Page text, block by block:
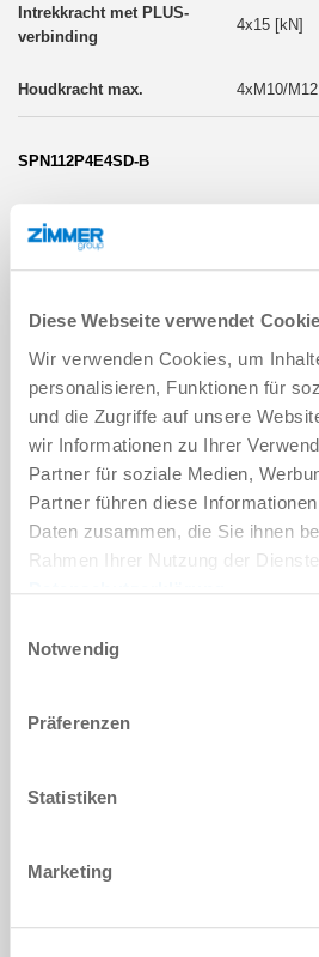
Diese Webseite verwendet
Wir verwenden Cookies, um
personalisieren, Funktionen für
und die Zugriffe auf unsere
wir Informationen zu Ihrer
Partner für soziale Medien,
Partner führen diese
Daten zusammen, die Sie ihnen
Rahmen Ihrer Nutzung der
Notwendig
Präferenzen
Statistiken
Marketing
4x15 [kN]
4xM10/M12
SPN112P4E4SD-B
4 ... 7 [bar]
4x4 [kN]
4x10 [kN]
4xM10/M12
SPN112P6E6SD-B